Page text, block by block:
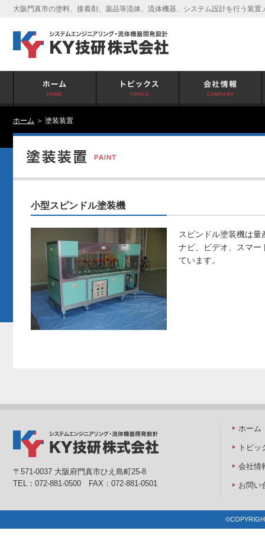
大阪門真市の塗料、接着剤、薬品等流体、流体機器、システム設計を行う装置
ホーム ＞ 塗装装置
小型スピンドル塗装機
スピンドル塗装機は
ナビ、ビデオ、スマー
ています。
〒571-0037 大阪府門真市ひえ島町25-8
TEL：072-881-0500 FAX：072-881-0501
ホーム
トピッ
会社情
お問い